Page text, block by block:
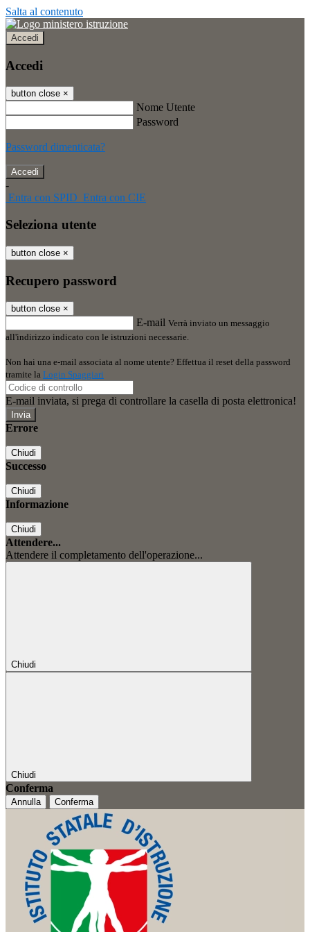
Salta al contenuto
Accedi
Accedi
button close ×
Nome Utente
Password
Password dimenticata?
-
Entra con SPID Entra con CIE
Seleziona utente
button close ×
Recupero password
button close ×
E-mail Verrà inviato un messaggio
all'indirizzo indicato con le istruzioni necessarie.
Non hai una e-mail associata al nome utente? Effettua il reset della password
tramite la Login Spaggiari
E-mail inviata, si prega di controllare la casella di posta elettronica!
Errore
Chiudi
Successo
Chiudi
Informazione
Chiudi
Attendere...
Attendere il completamento dell'operazione...
Chiudi
Chiudi
Conferma
Annulla Conferma